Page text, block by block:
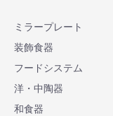
ミラープレート
装飾食器
フードシステム
洋・中陶器
和食器